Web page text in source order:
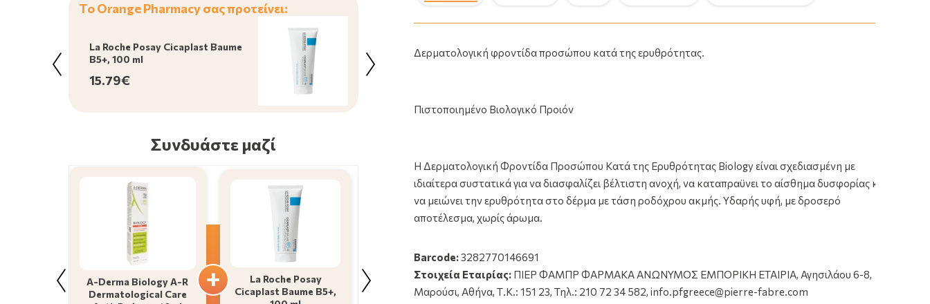
Δερματολογική φροντίδα προσώπου κατά της ερυθρότητας.
Πιστοποιημένο Βιολογικό Προιόν
Η Δερματολογική Φροντίδα Προσώπου Κατά της Ερυθρότητας Biology είναι σχεδιασμένη με
ιδιαίτερα συστατικά για να διασφαλίζει βέλτιστη ανοχή, να καταπραϋνει το αίσθημα δυσφορίας και
να μειώνει την ερυθρότητα στο δέρμα με τάση ροδόχρου ακμής. Υδαρής υφή, με δροσερό
αποτέλεσμα, χωρίς άρωμα.
Χωρίς αιθέρια έλαια.
Barcode:3282770146691
Στοιχεία Εταιρίας: ΠΙΕΡ ΦΑΜΠΡ ΦΑΡΜΑΚΑ ΑΝΩΝΥΜΟΣ ΕΜΠΟΡΙΚΗ ΕΤΑΙΡΙΑ, Αγησιλάου 6-8,
Μαρούσι, Αθήνα, Τ.Κ.: 151 23, Τηλ.: 210 72 34 582, info.pfgreece@pierre-fabre.com
Το Orange Pharmacy σας προτείνει:
La Roche Posay Cicaplast Baume
B5+, 100 ml
15.79€
Καθαρισμός Προσώπου
Καθημερινό Gel Για Ξηρό Δέρμα
200 ml
La Roche Posay Cicaplast Baume
B5+ 40 ml
Συνδυάστε μαζί
A-Derma Biology A-R
Dermatological Care
La Roche Posay
Cicaplast Baume B5+,
A-Derma Biology A-R
Dermatological Care
Απαλός Καθαρισμός
Προσώπου
A-Derma Biology A-R
Dermatological Care
La Roche Posay